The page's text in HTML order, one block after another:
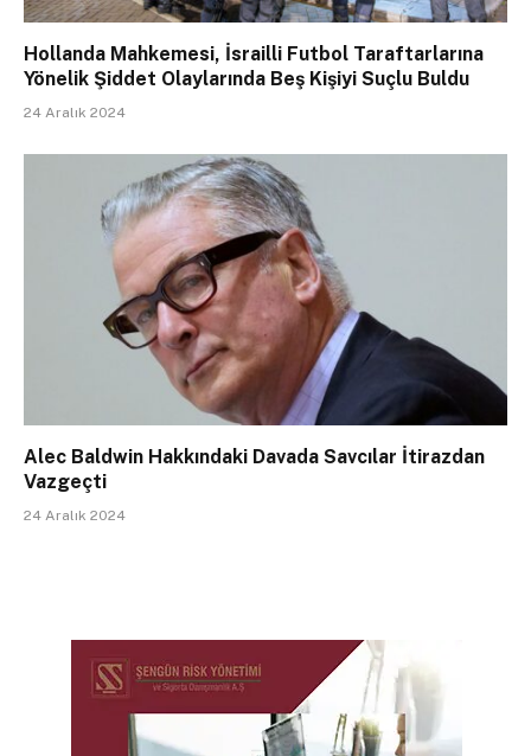
Hollanda Mahkemesi, İsrailli Futbol Taraftarlarına
Yönelik Şiddet Olaylarında Beş Kişiyi Suçlu Buldu
24 Aralık 2024
Alec Baldwin Hakkındaki Davada Savcılar İtirazdan
Vazgeçti
24 Aralık 2024